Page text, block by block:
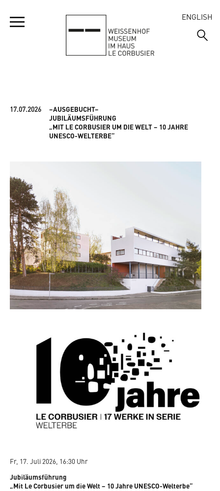
ÖFFNUNGSZEITEN
ADRESSE UND ANREISE
FRAGEN UND ANTWORTEN
MUSEUM
WILLKOMMEN
AUSSTELLUNGSRUNDGANG
KURZFILME WEISSENHOFMUSEUM
WIE DAS MUSEUM ENTSTAND
SIEDLUNG
DIE AUSSTELLUNG 1927
FREUNDE DER WEISSENHOFSIEDLUNG
NETZWERK WERKBUNDSIEDLUNGEN
KULTURROUTE LE CORBUSIER
UNESCO WELTERBE LE CORBUSIER
JUBILÄUM 2027
WEISSENHOF.FORUM
WEISSENHOF.100
ENGLISH
17.07.2026
–AUSGEBUCHT–
JUBILÄUMSFÜHRUNG
„MIT LE CORBUSIER UM DIE WELT – 10 JAHRE
UNESCO-WELTERBE“
Fr, 17. Juli 2026, 16:30 Uhr
Jubiläumsführung
„Mit Le Corbusier um die Welt – 10 Jahre UNESCO-Welterbe“